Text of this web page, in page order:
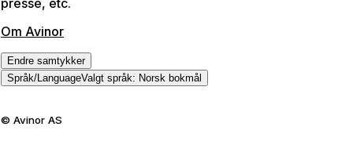
presse, etc.
Om Avinor
Endre samtykker
Språk/LanguageValgt språk: Norsk bokmål
© Avinor AS